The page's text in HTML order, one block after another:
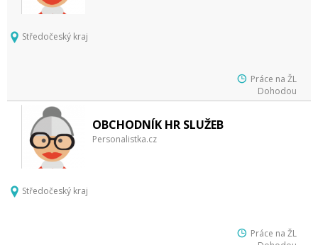
Středočeský kraj
Práce na ŽL
Dohodou
OBCHODNÍK HR SLUŽEB
Personalistka.cz
Středočeský kraj
Práce na ŽL